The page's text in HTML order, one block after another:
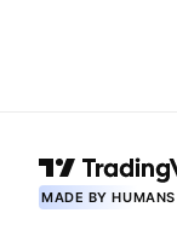
MADE BY